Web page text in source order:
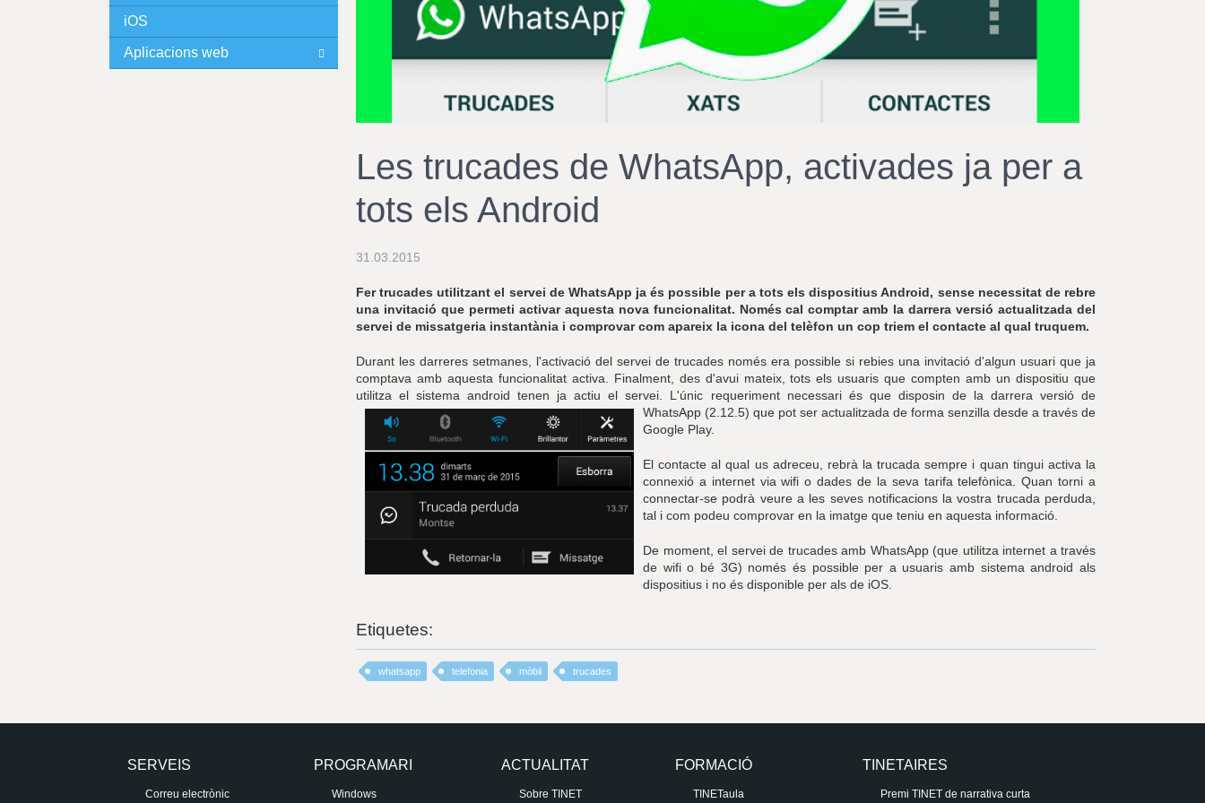
r
a
l
I
N
Les trucades de WhatsApp, activades ja per a
tots els Android
31.03.2015
Fer trucades utilitzant el servei de WhatsApp ja és possible per a tots els dispositius Android, sense necessitat de rebre
una invitació que permeti activar aquesta nova funcionalitat. Només cal comptar amb la darrera versió actualitzada del
servei de missatgeria instantània i comprovar com apareix la icona del telèfon un cop triem el contacte al qual truquem.
Durant les darreres setmanes, l'activació del servei de trucades només era possible si rebies una invitació d'algun usuari que ja
comptava amb aquesta funcionalitat activa. Finalment, des d'avui mateix, tots els usuaris que compten amb un dispositiu que
utilitza el sistema android tenen ja actiu el servei. L'únic requeriment necessari és que disposin de la darrera versió de
WhatsApp (2.12.5) que pot ser actualitzada de forma senzilla desde a través de
Google Play.
El contacte al qual us adreceu, rebrà la trucada sempre i quan tingui activa la
connexió a internet via wifi o dades de la seva tarifa telefònica. Quan torni a
connectar-se podrà veure a les seves notificacions la vostra trucada perduda,
tal i com podeu comprovar en la imatge que teniu en aquesta informació.
De moment, el servei de trucades amb WhatsApp (que utilitza internet a través
de wifi o bé 3G) només és possible per a usuaris amb sistema android als
dispositius i no és disponible per als de iOS.
Etiquetes:
whatsapp telefonia mòbil trucades
iOS
Aplicacions web
SERVEIS
Correu electrònic
PROGRAMARI
Windows
ACTUALITAT
Sobre TINET
FORMACIÓ
TINETaula
TINETAIRES
Premi TINET de narrativa curta